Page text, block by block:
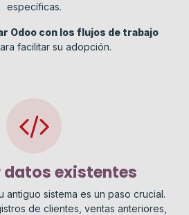
específicas.
Odoo con los flujos de trabajo
facilitar su adopción.
existentes
antiguo sistema es un paso crucial.
de clientes, ventas anteriores,